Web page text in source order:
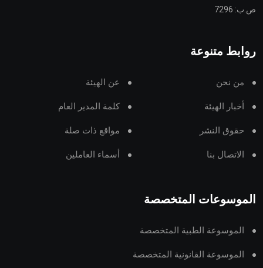
ص.ب: 7296
روابط متنوعة
من نحن عن الهيئة
أخبار الهيئة كلمة المدير العام
حقوق النشر مواقع ذات صلة
الاتصال بنا أسماء العاملين
الموسوعات المتخصصة
الموسوعة الطبية المتخصصة
الموسوعة القانونية المتخصصة